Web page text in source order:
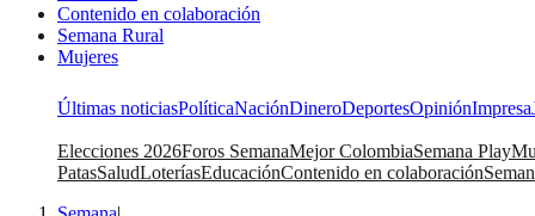
Contenido en colaboración
Semana Rural
Mujeres
Últimas noticiasPolíticaNaciónDineroDeportesOpiniónImpresa
Elecciones 2026Foros SemanaMejor ColombiaSemana Play
PatasSaludLoteríasEducaciónContenido en colaboración